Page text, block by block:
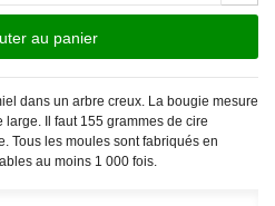
au panier
dans un arbre creux. La bougie mesure
large. Il faut 155 grammes de cire
Tous les moules sont fabriqués en
au moins 1 000 fois.